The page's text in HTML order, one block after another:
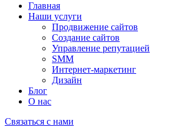
Главная
Наши услуги
Продвижение сайтов
Создание сайтов
Управление репутацией
SMM
Интернет-маркетинг
Дизайн
Блог
О нас
Связаться с нами